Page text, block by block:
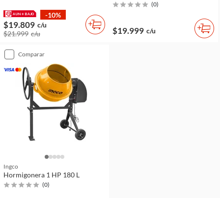
-10%
$19.809 c/u
$21.999 c/u
(0)
$19.999 c/u
comparar
Ingco
Hormigonera 1 HP 180 L
(0)